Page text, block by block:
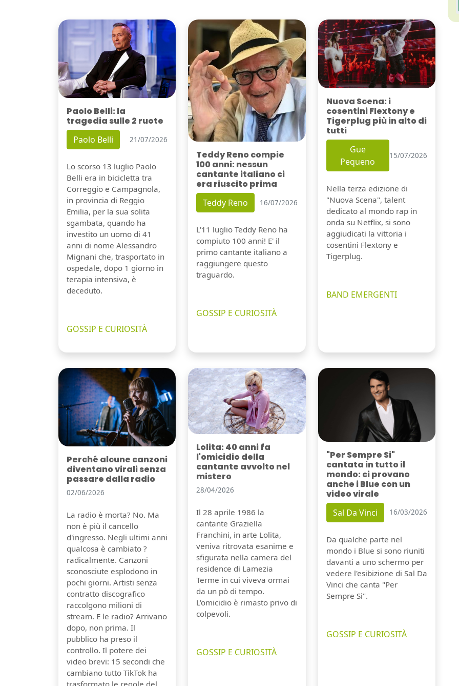
Paolo Belli: la
tragedia sulle 2 ruote
Paolo Belli 21/07/2026
Lo scorso 13 luglio Paolo
Belli era in bicicletta tra
Correggio e Campagnola,
in provincia di Reggio
Emilia, per la sua solita
sgambata, quando ha
investito un uomo di 41
anni di nome Alessandro
Mignani che, trasportato in
ospedale, dopo 1 giorno in
terapia intensiva, è
deceduto.
GOSSIP E CURIOSITÀ
Teddy Reno compie
100 anni: nessun
cantante italiano ci
era riuscito prima
Teddy Reno 16/07/2026
L'11 luglio Teddy Reno ha
compiuto 100 anni! E' il
primo cantante italiano a
raggiungere questo
traguardo.
GOSSIP E CURIOSITÀ
Nuova Scena: i
cosentini Flextony e
Tigerplug più in alto di
tutti
Gue
Pequeno
15/07/2026
Nella terza edizione di
"Nuova Scena", talent
dedicato al mondo rap in
onda su Netflix, si sono
aggiudicati la vittoria i
cosentini Flextony e
Tigerplug.
BAND EMERGENTI
Perché alcune canzoni
diventano virali senza
passare dalla radio
02/06/2026
La radio è morta? No. Ma
non è più il cancello
d'ingresso. Negli ultimi anni
qualcosa è cambiato ?
radicalmente. Canzoni
sconosciute esplodono in
pochi giorni. Artisti senza
contratto discografico
raccolgono milioni di
stream. E le radio? Arrivano
dopo, non prima. Il
pubblico ha preso il
controllo. Il potere dei
video brevi: 15 secondi che
cambiano tutto TikTok ha
Lolita: 40 anni fa
l'omicidio della
cantante avvolto nel
mistero
28/04/2026
Il 28 aprile 1986 la
cantante Graziella
Franchini, in arte Lolita,
veniva ritrovata esanime e
sfigurata nella camera del
residence di Lamezia
Terme in cui viveva ormai
da un pò di tempo.
L'omicidio è rimasto privo di
colpevoli.
GOSSIP E CURIOSITÀ
"Per Sempre Si"
cantata in tutto il
mondo: ci provano
anche i Blue con un
video virale
Sal Da Vinci 16/03/2026
Da qualche parte nel
mondo i Blue si sono riuniti
davanti a uno schermo per
vedere l'esibizione di Sal Da
Vinci che canta "Per
Sempre Si".
GOSSIP E CURIOSITÀ